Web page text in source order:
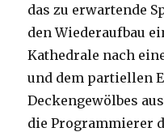
das zu erwartende
den Wiederaufbau
Kathedrale nach
und dem partiellen
Deckengewölbes
die Programmierer